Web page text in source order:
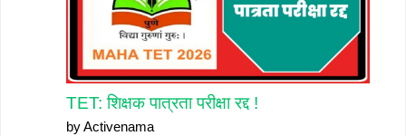
TET: शिक्षक पात्रता परीक्षा रद्द !
by Activenama